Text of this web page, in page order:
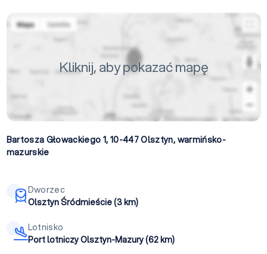
Kliknij, aby pokazać mapę
Bartosza Głowackiego 1, 10-447Olsztyn, warmińsko-
mazurskie
Dworzec
Olsztyn Śródmieście (3 km)
Lotnisko
Port lotniczy Olsztyn-Mazury (62 km)